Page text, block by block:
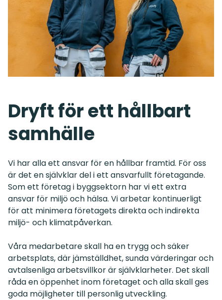
Dryft för ett hållbart
samhälle
Vi har alla ett ansvar för en hållbar framtid. För oss
är det en självklar del i ett ansvarfullt företagande.
Som ett företag i byggsektorn har vi ett extra
ansvar för miljö och hälsa. Vi arbetar kontinuerligt
för att minimera företagets direkta och indirekta
miljö- och klimatpåverkan.
Våra medarbetare skall ha en trygg och säker
arbetsplats, där jämställdhet, sunda värderingar och
avtalsenliga arbetsvillkor är självklarheter. Det skall
råda en öppenhet inom företaget och alla skall ges
goda möjligheter till personlig utveckling.